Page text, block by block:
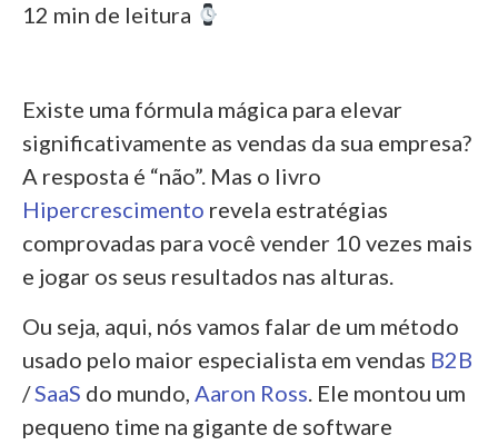
12 min de leitura
Existe uma fórmula mágica para elevar
significativamente as vendas da sua empresa?
A resposta é “não”. Mas o livro
Hipercrescimento revela estratégias
comprovadas para você vender 10 vezes mais
e jogar os seus resultados nas alturas.
Ou seja, aqui, nós vamos falar de um método
usado pelo maior especialista em vendas B2B
/SaaS do mundo, Aaron Ross. Ele montou um
pequeno time na gigante de software